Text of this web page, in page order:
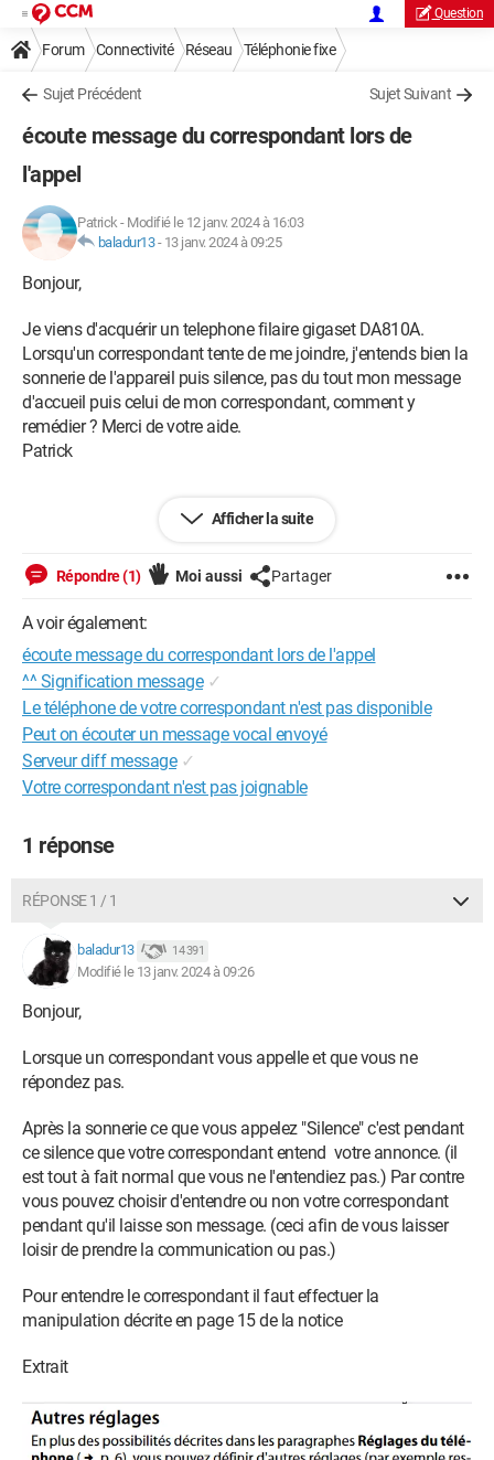
Question
Forum Connectivité Réseau Téléphonie fixe
Sujet Précédent Sujet Suivant
écoute message du correspondant lors de
l'appel
Patrick- Modifié le 12 janv. 2024 à 16:03
baladur13- 13 janv. 2024 à 09:25
Bonjour,
Je viens d'acquérir un telephone filaire gigaset DA810A.
Lorsqu'un correspondant tente de me joindre, j'entends bien la
sonnerie de l'appareil puis silence, pas du tout mon message
d'accueil puis celui de mon correspondant, comment y
remédier ? Merci de votre aide.
Patrick
Afficher la suite
Répondre (1) Moi aussi Partager
A voir également:
écoute message du correspondant lors de l'appel
^^ Signification message ✓
Le téléphone de votre correspondant n'est pas disponible
Peut on écouter un message vocal envoyé
Serveur diff message ✓
Votre correspondant n'est pas joignable
1 réponse
RÉPONSE 1 / 1
baladur13 14 391
Modifié le 13 janv. 2024 à 09:26
Bonjour,
Lorsque un correspondant vous appelle et que vous ne
répondez pas.
Après la sonnerie ce que vous appelez "Silence" c'est pendant
ce silence que votre correspondant entend votre annonce. (il
est tout à fait normal que vous ne l'entendiez pas.) Par contre
vous pouvez choisir d'entendre ou non votre correspondant
pendant qu'il laisse son message. (ceci afin de vous laisser
loisir de prendre la communication ou pas.)
Pour entendre le correspondant il faut effectuer la
manipulation décrite en page 15 de la notice
Extrait